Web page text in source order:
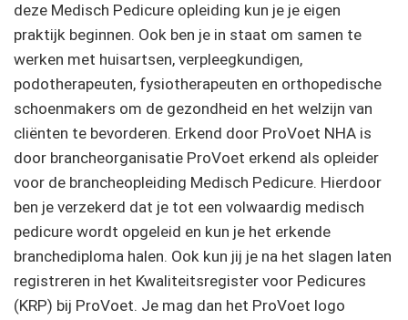
deze Medisch Pedicure opleiding kun je je eigen
praktijk beginnen. Ook ben je in staat om samen te
werken met huisartsen, verpleegkundigen,
podotherapeuten, fysiotherapeuten en orthopedische
schoenmakers om de gezondheid en het welzijn van
cliënten te bevorderen. Erkend door ProVoet NHA is
door brancheorganisatie ProVoet erkend als opleider
voor de brancheopleiding Medisch Pedicure. Hierdoor
ben je verzekerd dat je tot een volwaardig medisch
pedicure wordt opgeleid en kun je het erkende
branchediploma halen. Ook kun jij je na het slagen laten
registreren in het Kwaliteitsregister voor Pedicures
(KRP) bij ProVoet. Je mag dan het ProVoet logo